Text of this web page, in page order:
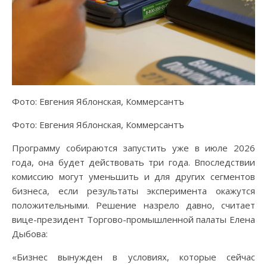
Фото: Евгения Яблонская, Коммерсантъ
Фото: Евгения Яблонская, Коммерсантъ
Программу собираются запустить уже в июле 2026
года, она будет действовать три года. Впоследствии
комиссию могут уменьшить и для других сегментов
бизнеса, если результаты эксперимента окажутся
положительными. Решение назрело давно, считает
вице-президент Торгово-промышленной палаты Елена
Дыбова:
«Бизнес вынужден в условиях, которые сейчас